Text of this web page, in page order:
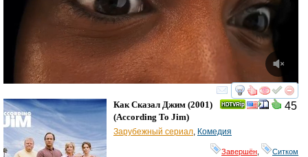
смотреть
45
Как Сказал Джим (2001)
(According To Jim)
Зарубежный сериал, Комедия
Завершён Ситком